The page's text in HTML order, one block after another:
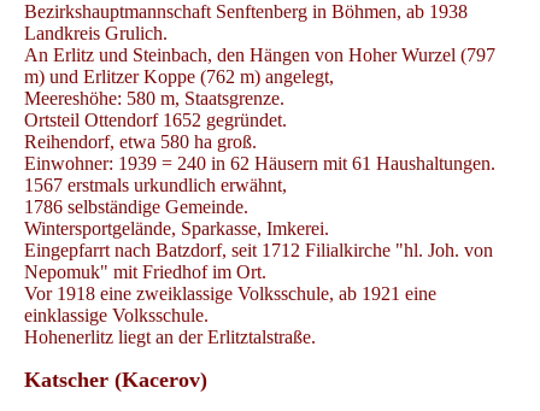
Bezirkshauptmannschaft Senftenberg in Böhmen, ab 1938
Landkreis Grulich.
An Erlitz und Steinbach, den Hängen von Hoher Wurzel (797
m) und Erlitzer Koppe (762 m) angelegt,
Meereshöhe: 580 m, Staatsgrenze.
Ortsteil Ottendorf 1652 gegründet.
Reihendorf, etwa 580 ha groß.
Einwohner: 1939 = 240 in 62 Häusern mit 61 Haushaltungen.
1567 erstmals urkundlich erwähnt,
1786 selbständige Gemeinde.
Wintersportgelände, Sparkasse, Imkerei.
Eingepfarrt nach Batzdorf, seit 1712 Filialkirche "hl. Joh. von
Nepomuk" mit Friedhof im Ort.
Vor 1918 eine zweiklassige Volksschule, ab 1921 eine
einklassige Volksschule.
Hohenerlitz liegt an der Erlitztalstraße.
Katscher (Kacerov)